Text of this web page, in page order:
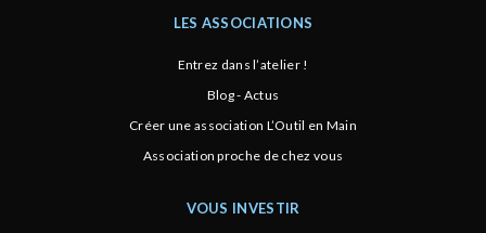
LES ASSOCIATIONS
Entrez dans l’atelier !
Blog - Actus
Créer une association L’Outil en Main
Association proche de chez vous
VOUS INVESTIR